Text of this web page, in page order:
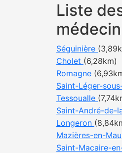
Liste
Séguinière
Cholet (6,28km)
Romagne
Saint-Léger-
Tessoualle
Saint-André-de-
Longeron
Mazières-en-
Saint-Macaire-